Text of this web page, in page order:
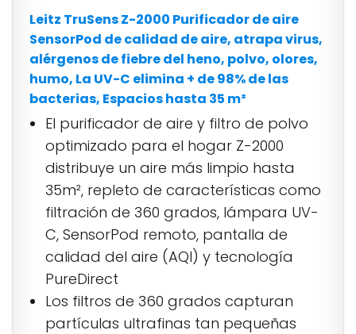
Leitz TruSens Z-2000 Purificador de aire
SensorPod de calidad de aire, atrapa virus,
alérgenos de fiebre del heno, polvo, olores,
humo, La UV-C elimina + de 98% de las
bacterias, Espacios hasta 35 m²
El purificador de aire y filtro de polvo
optimizado para el hogar Z-2000
distribuye un aire más limpio hasta
35m², repleto de características como
filtración de 360 ​​grados, lámpara UV-
C, SensorPod remoto, pantalla de
calidad del aire (AQI) y tecnología
PureDirect
Los filtros de 360 ​​grados capturan
partículas ultrafinas tan pequeñas